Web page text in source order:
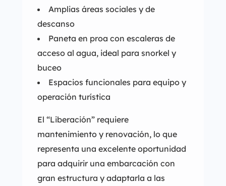
Amplias áreas sociales y de
descanso
Paneta en proa con escaleras de
acceso al agua, ideal para snorkel y
buceo
Espacios funcionales para equipo y
operación turística
El “Liberación” requiere
mantenimiento y renovación, lo que
representa una excelente oportunidad
para adquirir una embarcación con
gran estructura y adaptarla a las